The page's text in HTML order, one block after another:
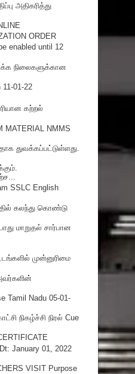
அதிகரித்து
ORDER
enabled until 12
நிலைகளுக்கான
01-22
கற்றல்
MATERIAL NMMS
துவக்கப்பட்டுள்ளது.
SSLC English
கலந்து கொண்டு
மாறுதல் சார்பான
முன்னுரிமை
Tamil Nadu 05-01-
நிகழ்ச்சி நிரல் Cue
January 01, 2022
VISIT Purpose